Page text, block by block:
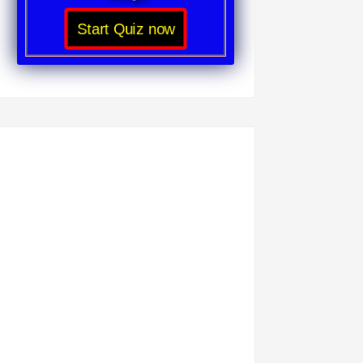
Start Quiz now